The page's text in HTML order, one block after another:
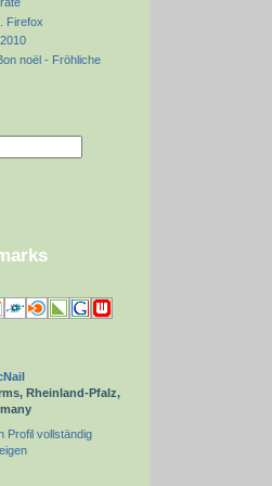
Firefox
noël - Fröhliche
Rheinland-Pfalz,
Profil vollständig